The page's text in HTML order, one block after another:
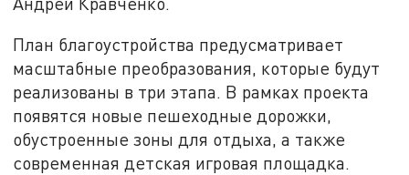
План благоустройства предусматривает
масштабные преобразования, которые будут
реализованы в три этапа. В рамках проекта
появятся новые пешеходные дорожки,
обустроенные зоны для отдыха, а также
современная детская игровая площадка.